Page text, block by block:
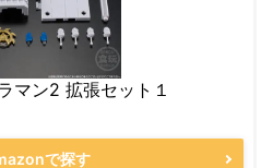
マン2 拡張セット１
で探す